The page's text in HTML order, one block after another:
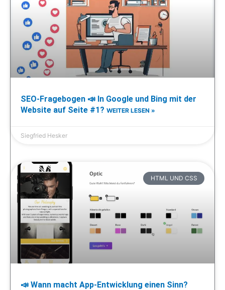
SEO-Fragebogen 📣 In Google und Bing mit der
Website auf Seite #1? WEITER LESEN »
Siegfried Hesker
HTML UND CSS
📣 Wann macht App-Entwicklung einen Sinn?